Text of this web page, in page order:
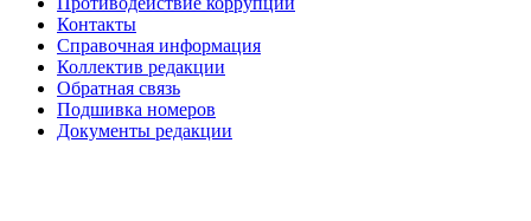
Контакты
Справочная информация
Коллектив редакции
Обратная связь
Подшивка номеров
Документы редакции